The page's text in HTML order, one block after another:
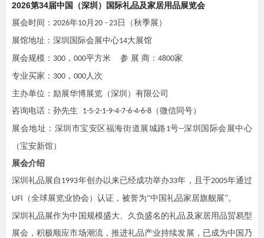
2026第34届中国（深圳）国际礼品及家居用品展览会
展会时间： 2026年10月 20 - 23 日（秋季展）
展馆地址：深圳国际会展中心14大展馆
展会规模： 300 ， 000平方米 参 展 商： 4800家
专业买家： 300 ， 000人次
主办单位：励展华博展览（深圳）有限公司
咨询电话：孙先生
1-5-2-1-9-4-7-6-4-6-8 （微信同号）
展会地址：深圳市宝安区福海街道展城路 1号--深圳国际会展中心
（宝安新馆）
展会介绍
深圳礼品展自 1993年创办以来已经成功举办33年，且于2005年通过
UFI （全球展览业协会）认证，被誉为“中国礼品家居旗舰展”。
深圳礼品展作为中国规模盛大、久负盛名的礼品及家居用品贸易型
展会，积极顺应市场潮流，推进礼品产业持续发展，已成为中国乃